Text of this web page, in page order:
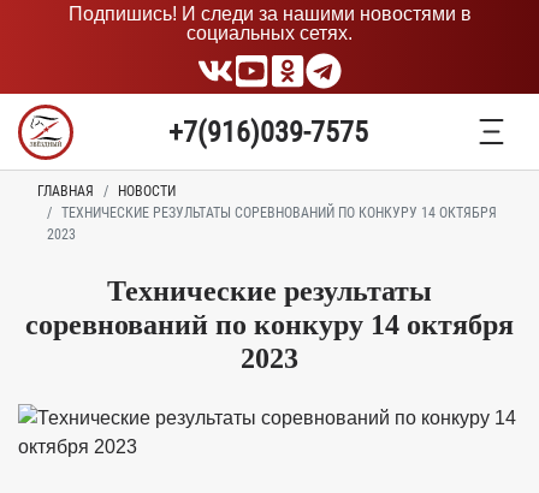
Подпишись! И следи за нашими новостями в
социальных сетях.
+7(916)039-7575
ГЛАВНАЯ
НОВОСТИ
ТЕХНИЧЕСКИЕ РЕЗУЛЬТАТЫ СОРЕВНОВАНИЙ ПО КОНКУРУ 14 ОКТЯБРЯ
2023
Технические результаты
соревнований по конкуру 14 октября
2023